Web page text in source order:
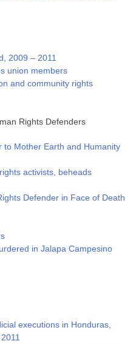
2009 – 2011
union members
and community rights
Rights Defenders
to Mother Earth and Humanity
activists, beheads
Defender in Face of Death
in Jalapa Campesino
executions in Honduras,